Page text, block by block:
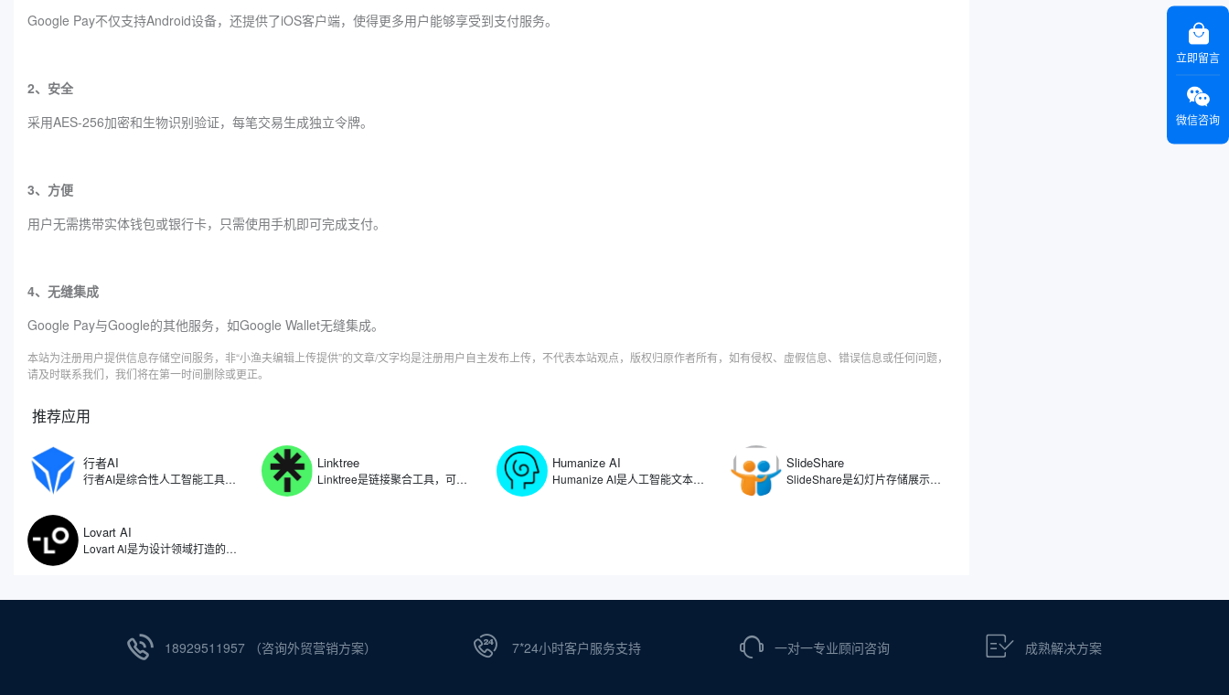
Google Pay不仅支持Android设备，还提供了iOS客户端，使得更多用户能够享受到支付服务。
2、安全
采用AES-256加密和生物识别验证，每笔交易生成独立令牌。
3、方便
用户无需携带实体钱包或银行卡，只需使用手机即可完成支付。
4、无缝集成
Google Pay与Google的其他服务，如Google Wallet无缝集成。
本站为注册用户提供信息存储空间服务，非“小渔夫编辑上传提供”的文章/文字均是注册用户自主发布上传，不代表本站观点，版权归原作者所有，如有侵权、虚假信息、错误信息或任何问题，
请及时联系我们，我们将在第一时间删除或更正。
推荐应用
行者AI
行者AI是综合性人工智能工具，专注于人工智能在游戏、文娱等领域的研究和应用场景拓展。利用自研算法开发了一系列AI产品与解决方案，包括了AI智能体、AI安全、AI美术、AI音乐等多项产品，行者AI能够让游戏行业乃至内容创作的从业者能够尽量节省生产的时间，把更多精力放在创意本身。
Linktree
Linktree是链接聚合工具，可以在用户的社交媒体个人资料中提供一个可点击链接列表，让用户将自己的个人资料、文章、产品、项目等链接整合在一个页面上，方便粉丝和客户一键访问。通过使用Linktree，可满足用户在多个社交平台统一管理分享内容的需求，简化了用户在不同社交媒体平台更新链接的复杂过程。
Humanize AI
Humanize AI是人工智能文本转换工具，可将人工智能生成的内容转化为自然流畅的人类写作，生成能够绕过各种AI检测工具的文本。Humanize AI通过算法重构文本结构、调整表达方式，有效消除AI生成的机械化痕迹，帮助用户规避内容检测系统的识别，确保文本在可读性和自然度上达到更高的标准。
SlideShare
SlideShare是幻灯片存储展示分享平台，专注于幻灯片分享，用户可上传、浏览、下载及分享各类幻灯片、文档、信息图表等内容，覆盖教育、商业、科技等领域。此外，SlideShare不仅支持多种文件格式，还提供社交功能，方便用户之间的学习交流和内容传播。
Lovart AI
Lovart Al是为设计领域打造的人工智能体，被誉为全球首个设计智能体。因此不仅仅是一个图像生成工具，更像是一位全天候的智能设计助手，能够理解用户需求，自动拆解设计任务，从创意构思到成品输出，实现全流程自动化。无论是设计师、品牌主还是内容创作者，都能通过自然语言与Lovart AI对话，获得视觉效果设计。
18929511957 （咨询外贸营销方案） 7*24小时客户服务支持 一对一专业顾问咨询 成熟解决方案
立即留言
微信咨询